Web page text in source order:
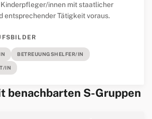
innen mit staatlicher
entsprechender Tätigkeit voraus.
BETREUUNGSHELFER/IN
IN
benachbarten S-Gruppen